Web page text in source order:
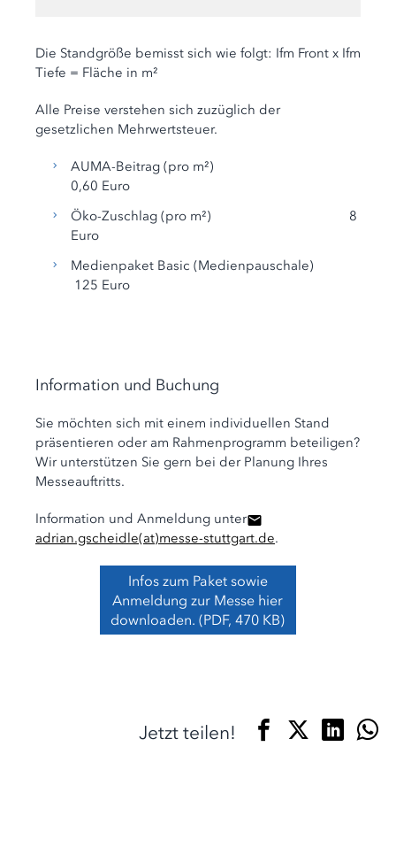
Die Standgröße bemisst sich wie folgt: Ifm Front x Ifm
Tiefe = Fläche in m²
Alle Preise verstehen sich zuzüglich der
gesetzlichen Mehrwertsteuer.
AUMA-Beitrag (pro m²)
0,60 Euro
Öko-Zuschlag (pro m²) 8
Euro
Medienpaket Basic (Medienpauschale)
125 Euro
Information und Buchung
Sie möchten sich mit einem individuellen Stand
präsentieren oder am Rahmenprogramm beteiligen?
Wir unterstützen Sie gern bei der Planung Ihres
Messeauftritts.
Information und Anmeldung unter
adrian.gscheidle(at)messe-stuttgart.de.
Infos zum Paket sowie
Anmeldung zur Messe hier
downloaden. (PDF, 470 KB)
Jetzt teilen!